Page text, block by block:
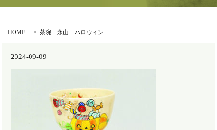
HOME 茶碗 永山 ハロウィン
2024-09-09